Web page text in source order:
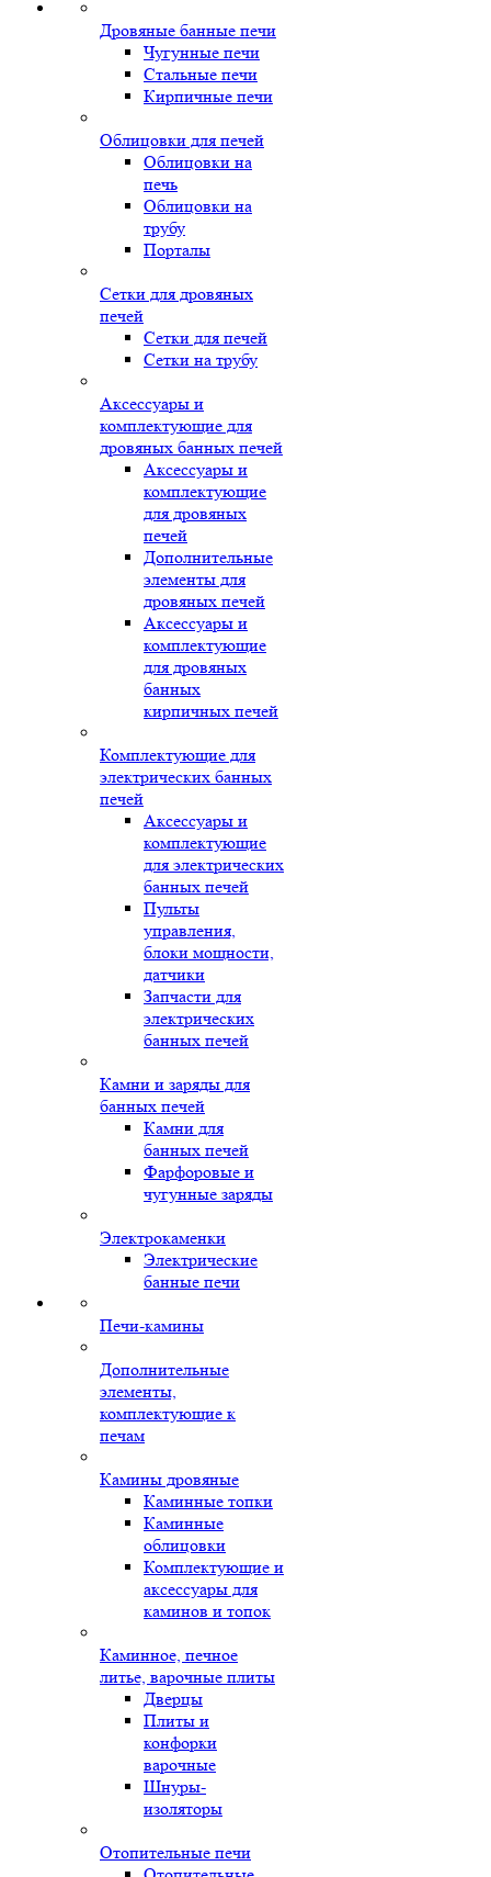
Дровяные банные печи
Чугунные печи
Стальные печи
Кирпичные печи
Облицовки для печей
Облицовки на
печь
Облицовки на
трубу
Порталы
Сетки для дровяных
печей
Сетки для печей
Сетки на трубу
Аксессуары и
комплектующие для
дровяных банных печей
Аксессуары и
комплектующие
для дровяных
печей
Дополнительные
элементы для
дровяных печей
Аксессуары и
комплектующие
для дровяных
банных
кирпичных печей
Комплектующие для
электрических банных
печей
Аксессуары и
комплектующие
для электрических
банных печей
Пульты
управления,
блоки мощности,
датчики
Запчасти для
электрических
банных печей
Камни и заряды для
банных печей
Камни для
банных печей
Фарфоровые и
чугунные заряды
Электрокаменки
Электрические
банные печи
Печи-камины
Дополнительные
элементы,
комплектующие к
печам
Камины дровяные
Каминные топки
Каминные
облицовки
Комплектующие и
аксессуары для
каминов и топок
Каминное, печное
литье, варочные плиты
Дверцы
Плиты и
конфорки
варочные
Шнуры-
изоляторы
Отопительные печи